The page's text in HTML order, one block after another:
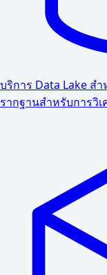
บริการ Data Lake ส
รากฐานสำหรับการวิ